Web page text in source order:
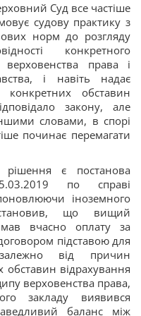
Суд все частіше
судову практику з
норм до розгляду
конкретного
верховенства права і
і навіть надає
обставин
закону, але
словами, в спорі
починає перемагати
є постанова
по справі
іноземного
що вищий
вчасно оплату за
підставою для
від причин
обставин відрахування
верховенства права,
закладу виявився
баланс між